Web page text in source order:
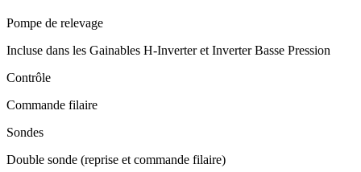
Pompe de relevage
Incluse dans les Gainables H-Inverter et Inverter Basse Pression
Contrôle
Commande filaire
Sondes
Double sonde (reprise et commande filaire)